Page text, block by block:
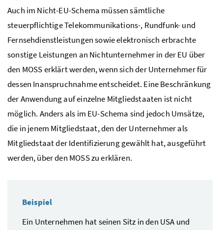
Auch im Nicht-EU-Schema müssen sämtliche
steuerpflichtige Telekommunikations-, Rundfunk- und
Fernsehdienstleistungen sowie elektronisch erbrachte
sonstige Leistungen an Nichtunternehmer in derEU über
den MOSSerklärt werden, wenn sich der Unternehmer für
dessen Inanspruchnahme entscheidet. Eine Beschränkung
der Anwendung auf einzelne Mitgliedstaaten ist nicht
möglich. Anders als im EU-Schema sind jedoch Umsätze,
die in jenem Mitgliedstaat, den der Unternehmer als
Mitgliedstaat der Identifizierung gewählt hat, ausgeführt
werden, über den MOSSzu erklären.
Beispiel
Ein Unternehmen hat seinen Sitz in den USA und